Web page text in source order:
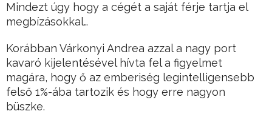
Mindezt úgy hogy a cégét a saját férje tartja el
megbízásokkal…
Korábban Várkonyi Andrea azzal a nagy port
kavaró kijelentésével hívta fel a figyelmet
magára, hogy ő az emberiség legintelligensebb
felső 1%-ába tartozik és hogy erre nagyon
büszke.